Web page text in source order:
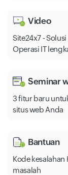
Video
Site24x7 -
Operasi IT
Seminar
3 fitur baru
situs web Anda
Bantuan
Kode
masalah